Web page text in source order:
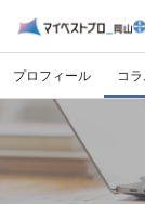
プロフィール コ